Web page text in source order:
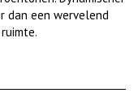
dan een wervelend